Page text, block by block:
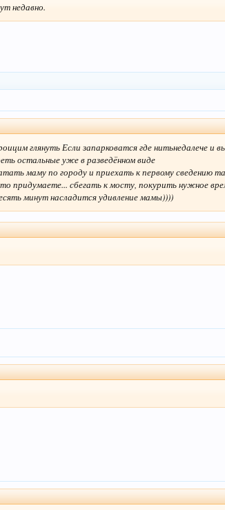
недавно.
глянуть Если запарковатся где нитьнедалече
остальные уже в разведённом виде
маму по городу и приехать к первому сведению
придумаете... сбегать к мосту, покурить нужное
минут насладится удивление мамы))))